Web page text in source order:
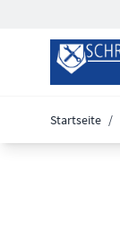
Startseite /